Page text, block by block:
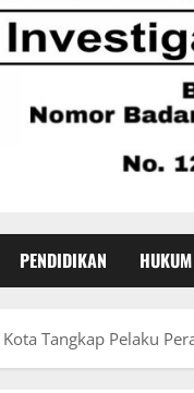
PENDIDIKAN
Tangkap Pelaku